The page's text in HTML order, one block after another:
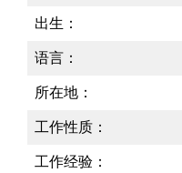
出生：
语言：
所在地：
工作性质：
工作经验：